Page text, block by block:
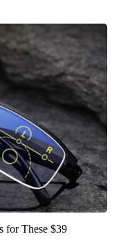
for These $39